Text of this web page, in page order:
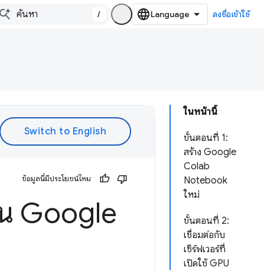
/ ลงชื่อเข้าใช้
ในหน้านี้
ขั้นตอนที่ 1:
สร้าง Google
Colab
Notebook
ใหม่
ขั้นตอนที่ 2:
เชื่อมต่อกับ
เซิร์ฟเวอร์ที่
เปิดใช้ GPU
ข้อมูลนี้มีประโยชน์ไหม
Google